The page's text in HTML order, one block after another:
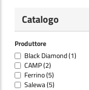
Catalogo
Produttore
Black Diamond(1)
CAMP(2)
Ferrino(5)
Salewa(5)